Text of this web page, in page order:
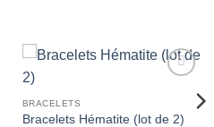
de
BRACELETS
Bracelets Hématite (lot de 2)